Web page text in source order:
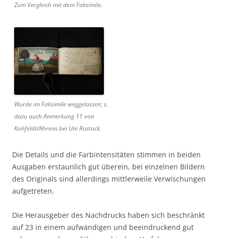
Zum Vergleich mit dem Faksimile.
Wurde im Faksimile weggelassen; s.
dazu auch Anmerkung 11 von
Kohfeldt/Ahrens bei Uni Rostock.
Die Details und die Farbintensitäten stimmen in beiden
Ausgaben erstaunlich gut überein, bei einzelnen Bildern
des Originals sind allerdings mittlerweile Verwischungen
aufgetreten.
Die Herausgeber des Nachdrucks haben sich beschränkt
auf 23 in einem aufwändigen und beeindruckend gut